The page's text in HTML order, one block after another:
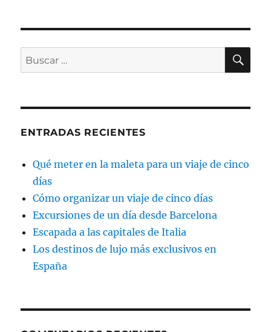
Buscar
por:
ENTRADAS RECIENTES
Qué meter en la maleta para un viaje de cinco
días
Cómo organizar un viaje de cinco días
Excursiones de un día desde Barcelona
Escapada a las capitales de Italia
Los destinos de lujo más exclusivos en
España